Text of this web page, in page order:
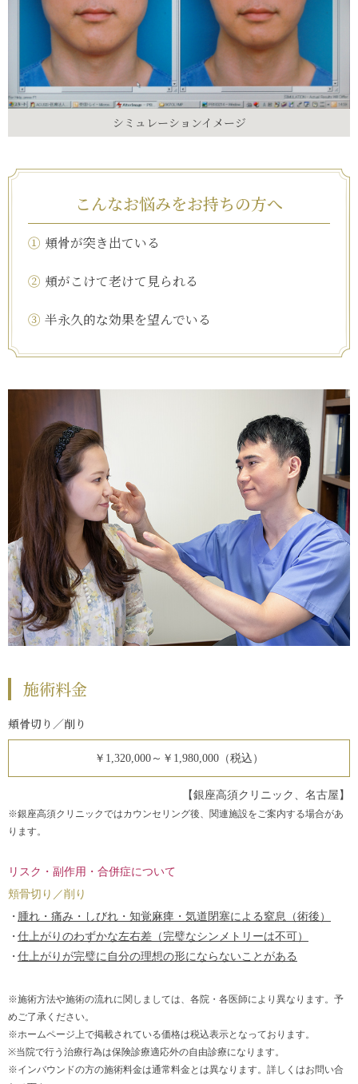
シミュレーションイメージ
こんなお悩みをお持ちの方へ
① 頬骨が突き出ている
② 頬がこけて老けて見られる
③ 半永久的な効果を望んでいる
施術料金
頬骨切り／削り
￥1,320,000～￥1,980,000（税込）
【銀座高須クリニック、名古屋】
※銀座高須クリニックではカウンセリング後、関連施設をご案内する場合があ
ります。
リスク・副作用・合併症について
頬骨切り／削り
腫れ・痛み・しびれ・知覚麻痺・気道閉塞による窒息（術後）
仕上がりのわずかな左右差（完璧なシンメトリーは不可）
仕上がりが完璧に自分の理想の形にならないことがある
※施術方法や施術の流れに関しましては、各院・各医師により異なります。予
めご了承ください。
※ホームページ上で掲載されている価格は税込表示となっております。
※当院で行う治療行為は保険診療適応外の自由診療になります。
※インバウンドの方の施術料金は通常料金とは異なります。詳しくはお問い合